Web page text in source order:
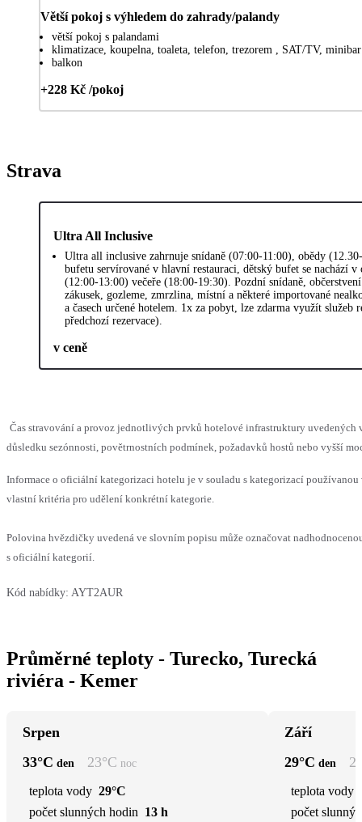
Větší pokoj s výhledem do zahrady/palandy
větší pokoj s palandami
klimatizace, koupelna, toaleta, telefon, trezorem , SAT/TV,
balkon
+228 Kč /pokoj
Strava
Ultra All Inclusive
Ultra all inclusive zahrnuje snídaně (07:00-11:00), obědy
bufetu servírované v hlavní restauraci, dětský bufet se nachází v
(12:00-13:00) večeře (18:00-19:30). Pozdní snídaně,
zákusek, gozleme, zmrzlina, místní a některé importované
a časech určené hotelem. 1x za pobyt, lze zdarma využít služeb
předchozí rezervace).
v ceně
Čas stravování a provoz jednotlivých prvků hotelové infrastruktury uvedených
důsledku sezónnosti, povětrnostních podmínek, požadavků hostů nebo vyšší
Informace o oficiální kategorizaci hotelu je v souladu s kategorizací používanou
vlastní kritéria pro udělení konkrétní kategorie.
Polovina hvězdičky uvedená ve slovním popisu může označovat
s oficiální kategorií.
Kód nabídky: AYT2AUR
Průměrné teploty - Turecko, Turecká
riviéra - Kemer
Srpen
33°C den 23°C noc
teplota vody 29°C
počet slunných hodin 13 h
Září
29°C den
teplota vody
počet